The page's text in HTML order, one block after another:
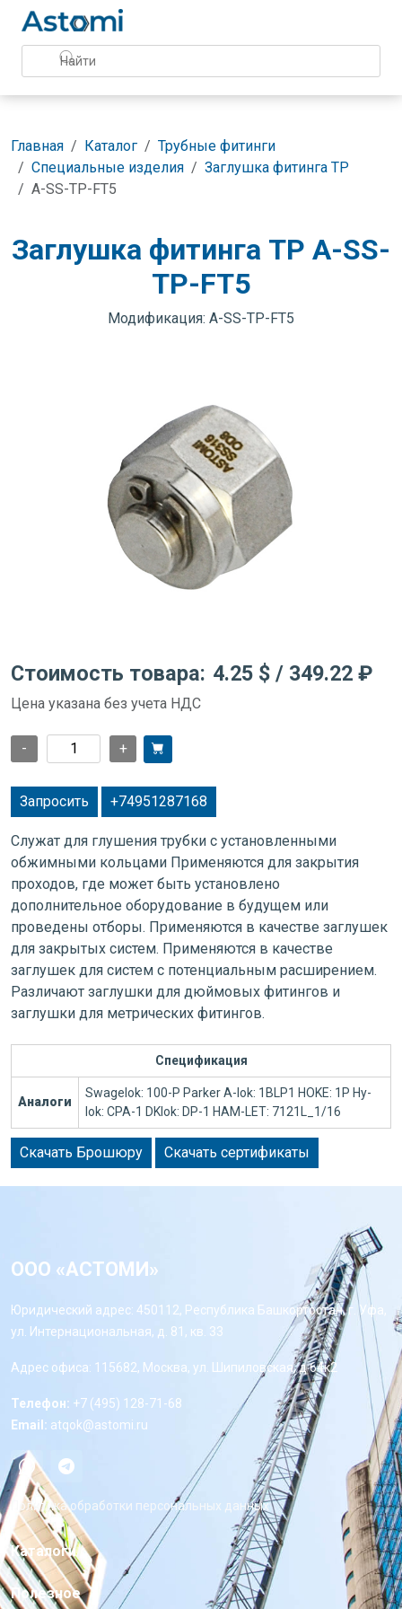
Главная Каталог
Трубные фитинги
Специальные изделия
Заглушка фитинга TP
A-SS-TP-FT5
Заглушка фитинга TP A-SS-
TP-FT5
Модификация: A-SS-TP-FT5
Стоимость товара: 4.25 $ / 349.22 ₽
Цена указана без учета НДС
- +
Запросить +74951287168
Служат для глушения трубки с установленными
обжимными кольцами Применяются для закрытия
проходов, где может быть установлено
дополнительное оборудование в будущем или
проведены отборы. Применяются в качестве заглушек
для закрытых систем. Применяются в качестве
заглушек для систем с потенциальным расширением.
Различают заглушки для дюймовых фитингов и
заглушки для метрических фитингов.
Спецификация
Аналоги
Swagelok: 100-P Parker A-lok: 1BLP1 HOKE: 1P Hy-
lok: CPA-1 DKlok: DP-1 HAM-LET: 7121L_1/16
Скачать Брошюру Скачать сертификаты
ООО «АСТОМИ»
Юридический адрес: 450112, Республика Башкортостан, г. Уфа,
ул. Интернациональная, д. 81, кв. 33
Адрес офиса: 115682, Москва, ул. Шипиловская, д 64к2
Телефон: +7 (495) 128-71-68
Email: atqok@astomi.ru
Политика обработки персональных данных
Каталоги
Полезное